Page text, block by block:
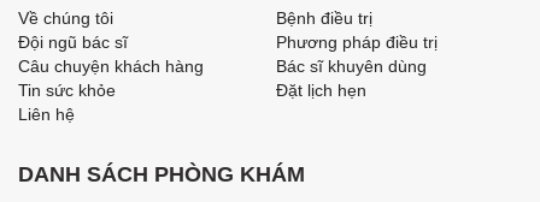
DANH SÁCH PHÒNG KHÁM
Về chúng tôi
Đội ngũ bác sĩ
Câu chuyện khách hàng
Tin sức khỏe
Liên hệ
Bệnh điều trị
Phương pháp điều trị
Bác sĩ khuyên dùng
Đặt lịch hẹn